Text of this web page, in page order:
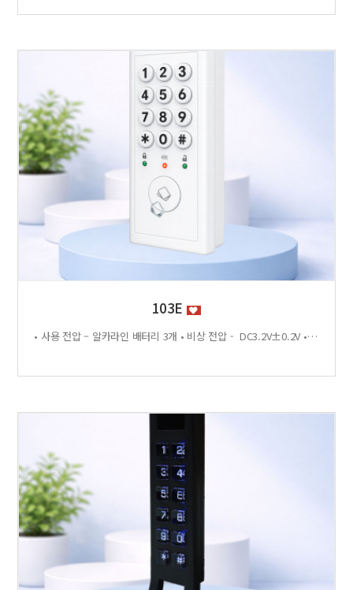
103E
• 사용 전압 – 알카라인 배터리 3개 • 비상 전압 - DC3.2V±0.2V • 전력 소비량 – 정전류 : ≤30μA 동작전류 : ≤150 MA • 사용 환경 – 온도 : 0℃ ~ +70℃ 습도 : RH 20% ~ RH95%RH 사용방법 < 잠금방법 > - 비밀번호 4자리 숫자를 입력하면 문이 자동으로 잠깁니다. < 찾는방법> - 입력했던 비밀번호 4자리 숫자를 누르면 자동으로 문이 열립니다. - 비밀번호를 잊었을 경우 마스터키 사용 가능 특징 - 마스터키 10개까지 등록가능 - 버튼 백라이트 - 배터리 방전 시 외부전원 공급기 사용가능 - 자동/수동 잠금 설정 가능 - 마스터 비밀번호 설정 가능 - 무음모드 가능 - 125Khz [이 게시물은 관리자님에 의해 2026-06-18 11:43:04 제품소개에서 복사 됨]